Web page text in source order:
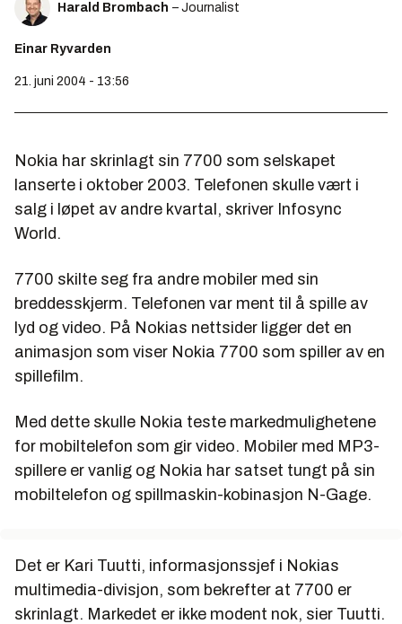
Harald Brombach – Journalist
Einar Ryvarden
21. juni 2004 - 13:56
Nokia har skrinlagt sin 7700 som selskapet
lanserte i oktober 2003. Telefonen skulle vært i
salg i løpet av andre kvartal, skriver Infosync
World.
7700 skilte seg fra andre mobiler med sin
breddesskjerm. Telefonen var ment til å spille av
lyd og video. På Nokias nettsider ligger det en
animasjon som viser Nokia 7700 som spiller av en
spillefilm.
Med dette skulle Nokia teste markedmulighetene
for mobiltelefon som gir video. Mobiler med MP3-
spillere er vanlig og Nokia har satset tungt på sin
mobiltelefon og spillmaskin-kobinasjon N-Gage.
Det er Kari Tuutti, informasjonssjef i Nokias
multimedia-divisjon, som bekrefter at 7700 er
skrinlagt. Markedet er ikke modent nok, sier Tuutti.